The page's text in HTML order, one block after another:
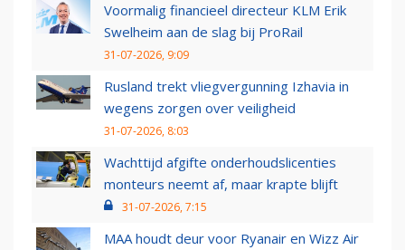
Voormalig financieel directeur KLM Erik
Swelheim aan de slag bij ProRail
31-07-2026, 9:09
Rusland trekt vliegvergunning Izhavia in
wegens zorgen over veiligheid
31-07-2026, 8:03
Wachttijd afgifte onderhoudslicenties
monteurs neemt af, maar krapte blijft
31-07-2026, 7:15
MAA houdt deur voor Ryanair en Wizz Air